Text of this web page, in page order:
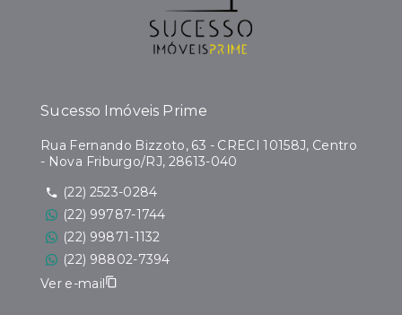
Sucesso Imóveis Prime
Rua Fernando Bizzoto, 63 - CRECI 10158J, Centro
- Nova Friburgo/RJ, 28613-040
(22) 2523-0284
(22) 99787-1744
(22) 99871-1132
(22) 98802-7394
Ver e-mail